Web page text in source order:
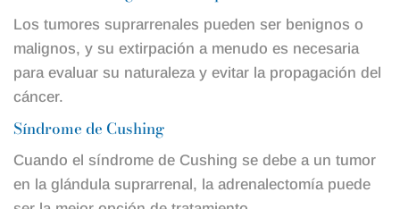
Los tumores suprarrenales pueden ser benignos o
malignos, y su extirpación a menudo es necesaria
para evaluar su naturaleza y evitar la propagación del
cáncer.
Síndrome de Cushing
Cuando el síndrome de Cushing se debe a un tumor
en la glándula suprarrenal, la adrenalectomía puede